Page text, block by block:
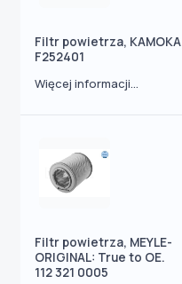
Filtr powietrza, KAMOKA
F252401
Więcej informacji...
Filtr powietrza, MEYLE-
ORIGINAL: True to OE.
112 321 0005